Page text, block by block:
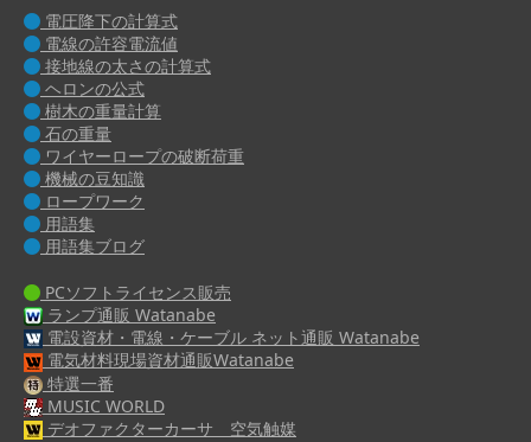
電圧降下の計算式
電線の許容電流値
接地線の太さの計算式
ヘロンの公式
樹木の重量計算
石の重量
ワイヤーロープの破断荷重
機械の豆知識
ロープワーク
用語集
用語集ブログ
PCソフトライセンス販売
ランプ通販 Watanabe
電設資材・電線・ケーブル ネット通販 Watanabe
電気材料現場資材通販Watanabe
特選一番
MUSIC WORLD
デオファクターカーサ 空気触媒